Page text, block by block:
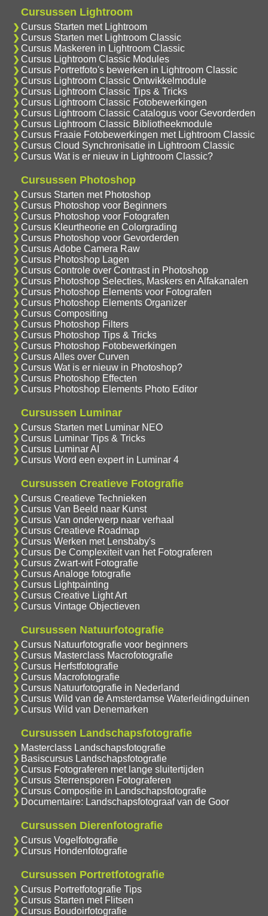
Cursussen Lightroom
Cursus Starten met Lightroom
Cursus Starten met Lightroom Classic
Cursus Maskeren in Lightroom Classic
Cursus Lightroom Classic Modules
Cursus Portretfoto's bewerken in Lightroom Classic
Cursus Lightroom Classic Ontwikkelmodule
Cursus Lightroom Classic Tips & Tricks
Cursus Lightroom Classic Fotobewerkingen
Cursus Lightroom Classic Catalogus voor Gevorderden
Cursus Lightroom Classic Bibliotheekmodule
Cursus Fraaie Fotobewerkingen met Lightroom Classic
Cursus Cloud Synchronisatie in Lightroom Classic
Cursus Wat is er nieuw in Lightroom Classic?
Cursussen Photoshop
Cursus Starten met Photoshop
Cursus Photoshop voor Beginners
Cursus Photoshop voor Fotografen
Cursus Kleurtheorie en Colorgrading
Cursus Photoshop voor Gevorderden
Cursus Adobe Camera Raw
Cursus Photoshop Lagen
Cursus Controle over Contrast in Photoshop
Cursus Photoshop Selecties, Maskers en Alfakanalen
Cursus Photoshop Elements voor Fotografen
Cursus Photoshop Elements Organizer
Cursus Compositing
Cursus Photoshop Filters
Cursus Photoshop Tips & Tricks
Cursus Photoshop Fotobewerkingen
Cursus Alles over Curven
Cursus Wat is er nieuw in Photoshop?
Cursus Photoshop Effecten
Cursus Photoshop Elements Photo Editor
Cursussen Luminar
Cursus Starten met Luminar NEO
Cursus Luminar Tips & Tricks
Cursus Luminar AI
Cursus Word een expert in Luminar 4
Cursussen Creatieve Fotografie
Cursus Creatieve Technieken
Cursus Van Beeld naar Kunst
Cursus Van onderwerp naar verhaal
Cursus Creatieve Roadmap
Cursus Werken met Lensbaby's
Cursus De Complexiteit van het Fotograferen
Cursus Zwart-wit Fotografie
Cursus Analoge fotografie
Cursus Lightpainting
Cursus Creative Light Art
Cursus Vintage Objectieven
Cursussen Natuurfotografie
Cursus Natuurfotografie voor beginners
Cursus Masterclass Macrofotografie
Cursus Herfstfotografie
Cursus Macrofotografie
Cursus Natuurfotografie in Nederland
Cursus Wild van de Amsterdamse Waterleidingduinen
Cursus Wild van Denemarken
Cursussen Landschapsfotografie
Masterclass Landschapsfotografie
Basiscursus Landschapsfotografie
Cursus Fotograferen met lange sluitertijden
Cursus Sterrensporen Fotograferen
Cursus Compositie in Landschapsfotografie
Documentaire: Landschapsfotograaf van de Goor
Cursussen Dierenfotografie
Cursus Vogelfotografie
Cursus Hondenfotografie
Cursussen Portretfotografie
Cursus Portretfotografie Tips
Cursus Starten met Flitsen
Cursus Boudoirfotografie